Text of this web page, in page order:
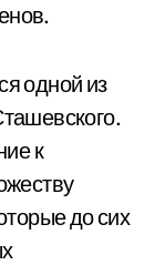
одной из
к
до сих